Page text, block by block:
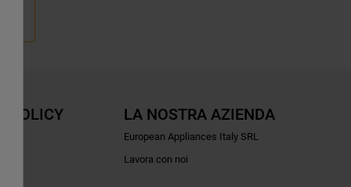
POLICY LA NOSTRA AZIENDA
European Appliances Italy SRL
Lavora con noi